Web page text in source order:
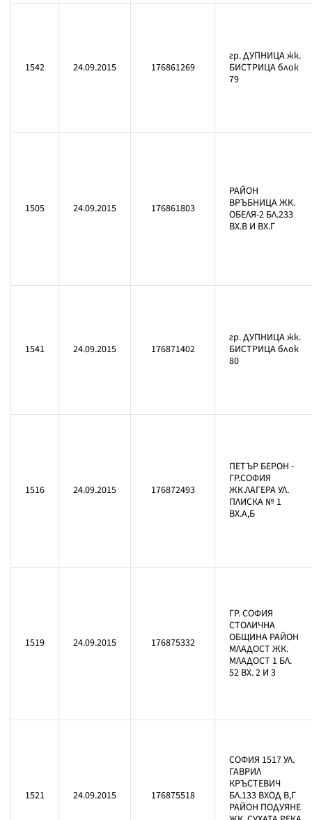
1542 24.09.2015 176861269
гр. ДУПНИЦА жк.
БИСТРИЦА блок
79
1505 24.09.2015 176861803
РАЙОН
ВРЪБНИЦА ЖК.
ОБЕЛЯ-2 БЛ.233
ВХ.В И ВХ.Г
1541 24.09.2015 176871402
гр. ДУПНИЦА жк.
БИСТРИЦА блок
80
1516 24.09.2015 176872493
ПЕТЪР БЕРОН -
ГР.СОФИЯ
ЖК.ЛАГЕРА УЛ.
ПЛИСКА № 1
ВХ.А,Б
1519 24.09.2015 176875332
ГР. СОФИЯ
СТОЛИЧНА
ОБЩИНА РАЙОН
МЛАДОСТ ЖК.
МЛАДОСТ 1 БЛ.
52 ВХ. 2 И 3
1521 24.09.2015 176875518
СОФИЯ 1517 УЛ.
ГАВРИЛ
КРЪСТЕВИЧ
БЛ.133 ВХОД В,Г
РАЙОН ПОДУЯНЕ